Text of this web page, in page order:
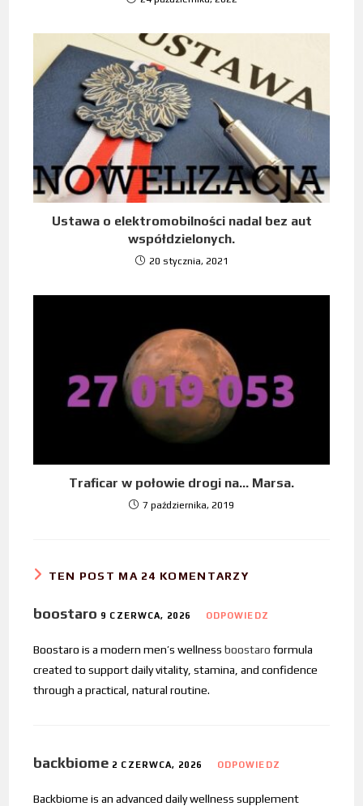
Ustawa o elektromobilności nadal bez aut
współdzielonych.
20 stycznia, 2021
Traficar w połowie drogi na… Marsa.
7 października, 2019
TEN POST MA 24 KOMENTARZY
boostaro 9 CZERWCA, 2026 ODPOWIEDZ
Boostaro is a modern men’s wellnessboostaro formula
created to support daily vitality, stamina, and confidence
through a practical, natural routine.
backbiome 2 CZERWCA, 2026 ODPOWIEDZ
Backbiome is an advanced daily wellness supplement